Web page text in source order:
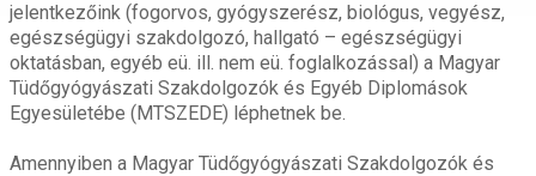
jelentkezőink (fogorvos, gyógyszerész, biológus, vegyész,
egészségügyi szakdolgozó, hallgató – egészségügyi
oktatásban, egyéb eü. ill. nem eü. foglalkozással) a Magyar
Tüdőgyógyászati Szakdolgozók és Egyéb Diplomások
Egyesületébe (MTSZEDE) léphetnek be.
Amennyiben a Magyar Tüdőgyógyászati Szakdolgozók és